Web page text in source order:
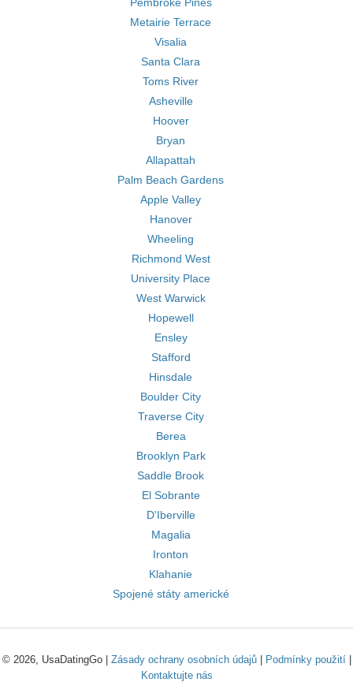
Metairie Terrace
Visalia
Santa Clara
Toms River
Asheville
Hoover
Bryan
Allapattah
Palm Beach Gardens
Apple Valley
Hanover
Wheeling
Richmond West
University Place
West Warwick
Hopewell
Ensley
Stafford
Hinsdale
Boulder City
Traverse City
Berea
Brooklyn Park
Saddle Brook
El Sobrante
D'Iberville
Magalia
Ironton
Klahanie
Spojené státy americké
© 2026, UsaDatingGo | Zásady ochrany osobních údajů| Podmínky použití|
Kontaktujte nás